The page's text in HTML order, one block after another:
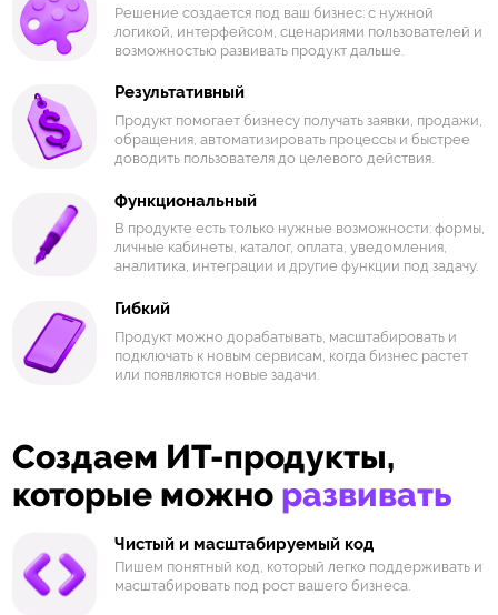
Решение создается под ваш бизнес: с нужной
логикой, интерфейсом, сценариями пользователей и
возможностью развивать продукт дальше.
Результативный
Продукт помогает бизнесу получать заявки, продажи,
обращения, автоматизировать процессы и быстрее
доводить пользователя до целевого действия.
Функциональный
В продукте есть только нужные возможности: формы,
личные кабинеты, каталог, оплата, уведомления,
аналитика, интеграции и другие функции под задачу.
Гибкий
Продукт можно дорабатывать, масштабировать и
подключать к новым сервисам, когда бизнес растет
или появляются новые задачи.
Создаем ИТ-продукты,
которые можно развивать
Чистый и масштабируемый код
Пишем понятный код, который легко поддерживать и
масштабировать под рост вашего бизнеса.